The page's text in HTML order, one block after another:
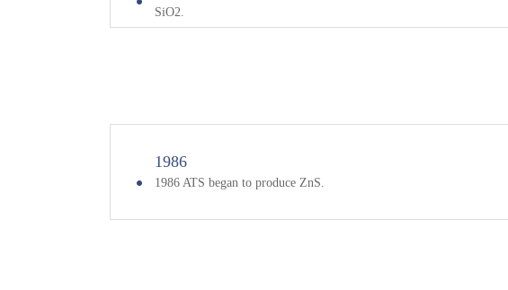
SiO2.
1986
1986 ATS began to produce ZnS.